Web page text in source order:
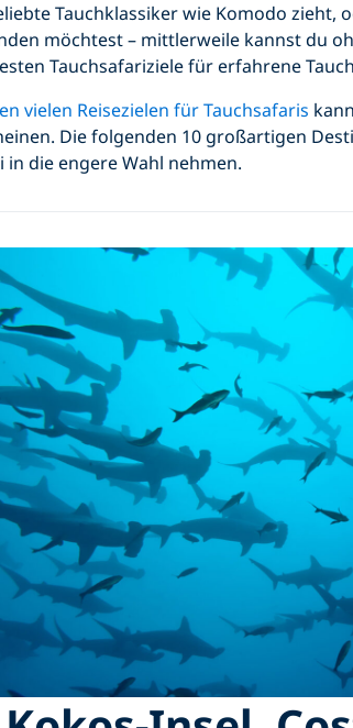
Tauchklassiker wie Komodo zieht,
möchtest – mittlerweile kannst du
Tauchsafariziele für erfahrene
vielen Reisezielen für Tauchsafaris
Die folgenden 10 großartigen
in die engere Wahl nehmen.